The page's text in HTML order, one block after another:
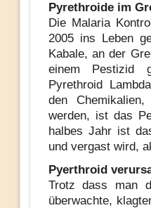
Pyrethroide im
Die Malaria
2005 ins Leben
Kabale, an der
einem Pestizid
Pyrethroid
den
werden, ist das
halbes Jahr ist
und vergast wird,
Pyerthroid
Trotz dass man
überwachte,